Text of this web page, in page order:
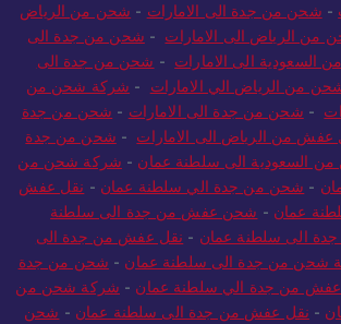
- شحن من جدة الى الامارات - شحن من الرياض
من الرياض الى الامارات - شحن من جدة الى
السعودية الى الامارات - شحن من جدة الى
من الرياض الي الامارات - شركة شحن من
- شحن من جدة الى الامارات - شحن من جدة
عفش من الرياض الى الامارات - شحن من جدة
السعودية الى سلطنة عمان - شركة شحن من
- شحن من جدة الي سلطنة عمان - نقل عفش
عمان - شحن عفش من جدة الى سلطنة
الى سلطنة عمان - نقل عفش من جدة الى
شحن من جدة الى سلطنة عمان - شحن من جدة
عفش من جدة الي سلطنة عمان - شركة شحن من
- نقل عفش من جدة الى سلطنة عمان - شحن